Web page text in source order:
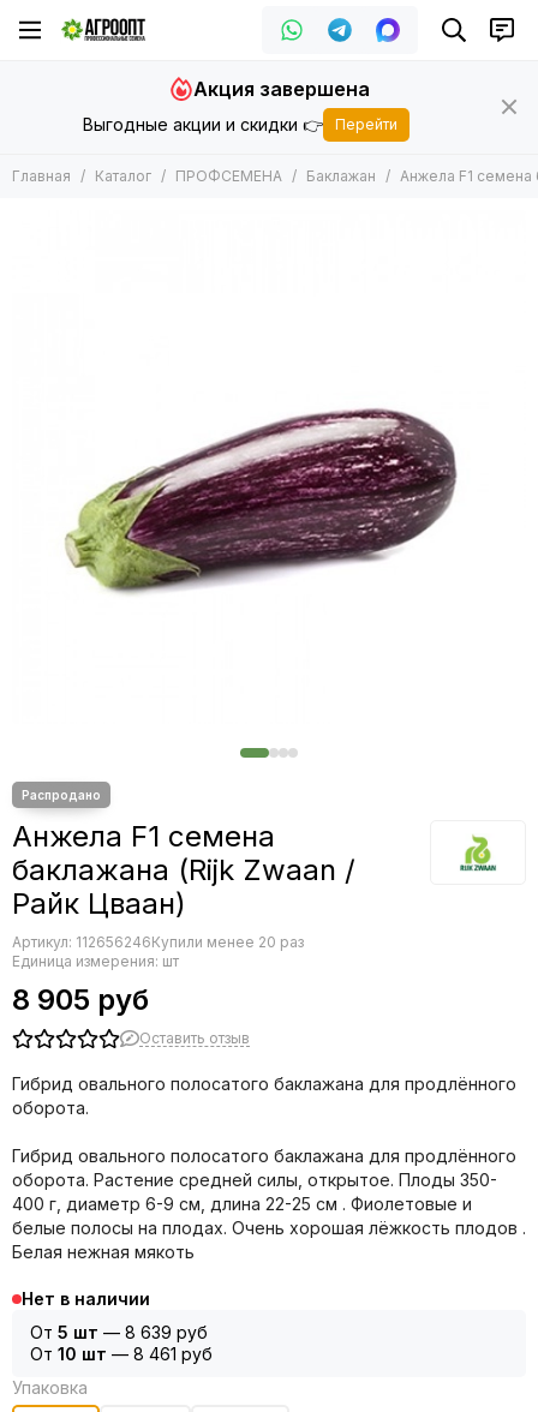
ПРОФСЕМЕНА
Горох
Подвой
Редис
Земляника
Микрозелень - семена для проращивания
Фасоль
Фенхель
Выгодные акции и скидки 👉
Акция завершена
Перейти
Главная Каталог ПРОФСЕМЕНА Баклажан Анжела F1 семена
Анжела F1 семена
баклажана (Rijk Zwaan /
Райк Цваан)
Артикул: 112656246Купили менее 20 раз
Единица измерения: шт
8 905 руб
Оставить отзыв
Гибрид овального полосатого баклажана для продлённого
оборота.
Гибрид овального полосатого баклажана для продлённого
оборота. Растение средней силы, открытое. Плоды 350-
400 г, диаметр 6-9 см, длина 22-25 см . Фиолетовые и
белые полосы на плодах. Очень хорошая лёжкость плодов .
Белая нежная мякоть
Нет в наличии
От 5 шт — 8 639 руб
От 10 шт — 8 461 руб
Упаковка